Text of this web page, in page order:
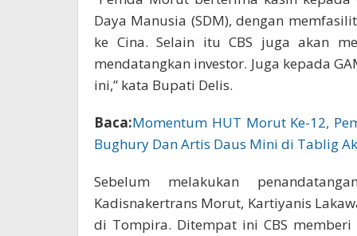
Daya Manusia (SDM), dengan
ke Cina. Selain itu CBS juga akan
mendatangkan investor. Juga kepada
ini,” kata Bupati Delis.
Baca:Momentum HUT Morut Ke-12,
Bughury Dan Artis Daus Mini di Tablig
Sebelum melakukan
Kadisnakertrans Morut, Kartiyanis
di Tompira. Ditempat ini CBS